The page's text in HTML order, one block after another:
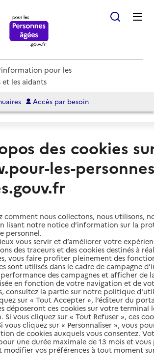
pour les
et les aidants
Accès par besoin
de l'annuaire
à domicile
et domicile
2026
et services autour de
erreur
des cookies
les-
comment nous collectons, nous utilisons,
lisant notre notice d’information sur la
personnel.
vous servir et d’améliorer votre
des traceurs et des cookies destinés à
vous faire profiter pleinement des
sont utilisés dans le cadre de campagne
des campagnes et afficher de
en fonction de votre navigation et de
consultez la partie sur notre politique
sur « Tout Accepter », l’éditeur du
déposeront ces cookies sur votre terminal
Si vous cliquez sur « Tout Refuser », ces
vous cliquez sur « Personnaliser », vous
de cookies auxquels vous consentez.
une durée maximale de 13 mois et
modifier vos préférences à tout moment